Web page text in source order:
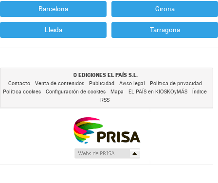
Barcelona Girona
Lleida Tarragona
© EDICIONES EL PAÍS S.L.
Contacto Venta de contenidos Publicidad Aviso legal
Política de privacidad
Política cookies
Configuración de cookies Mapa EL PAÍS en KIOSKOyMÁS
Índice
RSS